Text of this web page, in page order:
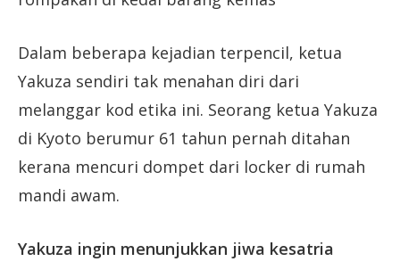
Dalam beberapa kejadian terpencil, ketua
Yakuza sendiri tak menahan diri dari
melanggar kod etika ini. Seorang ketua Yakuza
di Kyoto berumur 61 tahun pernah ditahan
kerana mencuri dompet dari locker di rumah
mandi awam.
Yakuza ingin menunjukkan jiwa kesatria